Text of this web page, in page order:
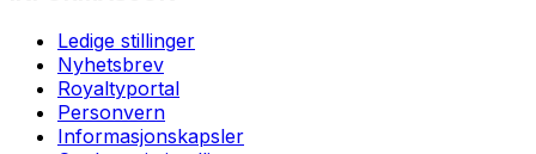
Ledige stillinger
Nyhetsbrev
Royaltyportal
Personvern
Informasjonskapsler